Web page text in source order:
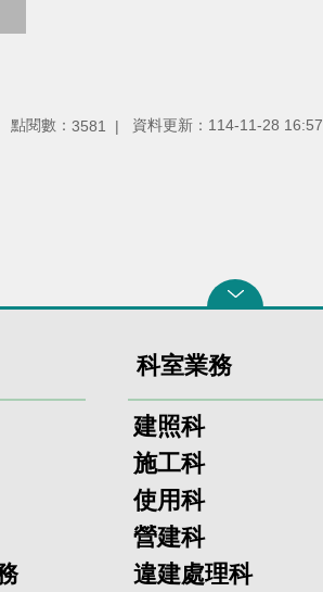
點閱數： 3581 資料更新：114-11-28 16:57
科室業務
建照科
施工科
使用科
營建科
違建處理科